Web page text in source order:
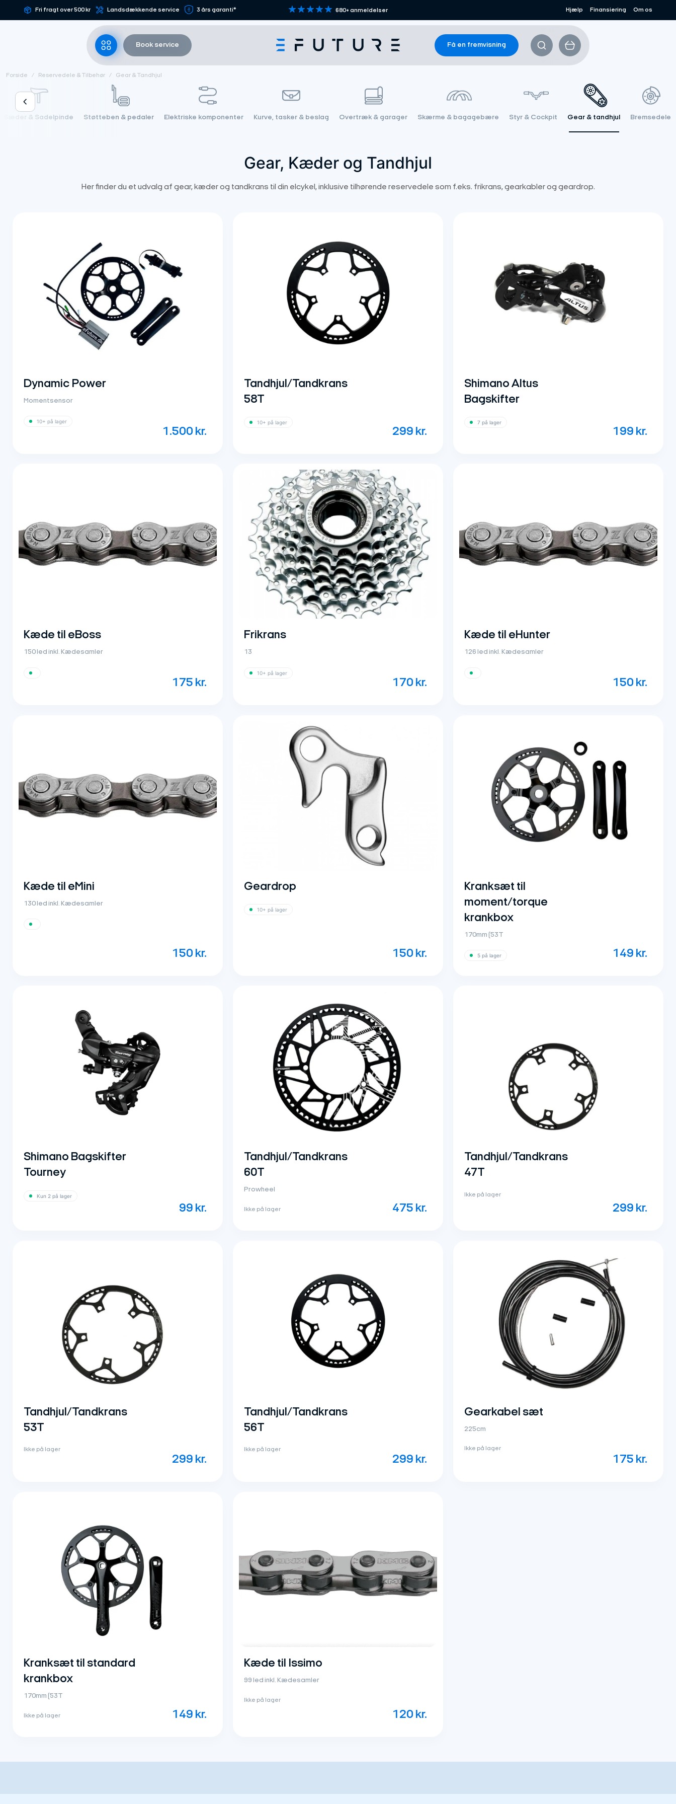
Forside / Reservedele & Tilbehør / Gear & Tandhjul
Fortsæt
Fri fragt over 500 kr Landsdækkende service 3 års garanti* 680+ anmeldelser Hjælp Finansiering Om os
Book service Få en fremvisning
Sæder & Sadelpinde Støtteben & pedaler Elektriske komponenter Kurve, tasker & beslag Overtræk & garager Skærme & bagagebære Styr & Cockpit Gear & tandhjul Bremsedele
Gear, Kæder og Tandhjul
Her finder du et udvalg af gear, kæder og tandkrans til din elcykel, inklusive tilhørende reservedele som f.eks. frikrans, gearkabler og geardrop.
Dynamic Power
Momentsensor
1.500 kr.
10+ på lager
Tandhjul/Tandkrans
58T
299 kr.
10+ på lager
Shimano Altus
Bagskifter
199 kr.
7 på lager
Kæde til eBoss
150 led inkl. Kædesamler
175 kr.
Frikrans
13
170 kr.
10+ på lager
Kæde til eHunter
126 led inkl. Kædesamler
150 kr.
Kæde til eMini
130 led inkl. Kædesamler
150 kr.
Geardrop
150 kr.
10+ på lager
Kranksæt til
moment/torque
krankbox
170mm (53T
149 kr.
5 på lager
Shimano Bagskifter
Tourney
99 kr.
Kun 2 på lager
Tandhjul/Tandkrans
60T
Prowheel
475 kr.
Ikke på lager
Tandhjul/Tandkrans
47T
299 kr.
Ikke på lager
Tandhjul/Tandkrans
53T
299 kr.
Ikke på lager
Tandhjul/Tandkrans
56T
299 kr.
Ikke på lager
Gearkabel sæt
225cm
175 kr.
Ikke på lager
Kranksæt til standard
krankbox
170mm (53T
149 kr.
Ikke på lager
Kæde til Issimo
99 led inkl. Kædesamler
120 kr.
Ikke på lager